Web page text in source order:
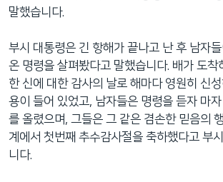
동
검
으
이
말했습니다.
부시 대통령은 긴 항해가 끝나고 난 후 남자
온 명령을 살펴봤다고 말했습니다. 배가 도착
한 신에 대한 감사의 날로 해마다 영원히 신
용이 들어 있었고, 남자들은 명령을 듣자 마
를 올렸으며, 그들은 그 같은 겸손한 믿음의
계에서 첫번째 추수감사절을 축하했다고 부
니다.